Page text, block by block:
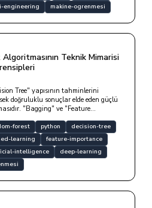
engineering makine-ogrenmesi
Teknik Mimarisi
Tree" yapısının tahminlerini
doğruluklu sonuçlar elde eden güçlü
"Bagging" ve "Feature
gürültülü verilerde dahi yüksek
ölçekleme gerektirmeyen "robust" bir
forest python
decision-tree
learning
feature-importance
intelligence
deep-learning